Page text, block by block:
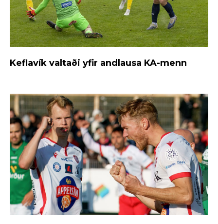
Keflavík valtaði yfir andlausa KA-menn